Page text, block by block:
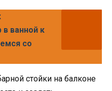
в ванной к
со
стойки на балконе